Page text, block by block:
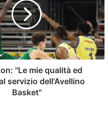
"Le mie qualità ed
servizio dell'Avellino
Basket"